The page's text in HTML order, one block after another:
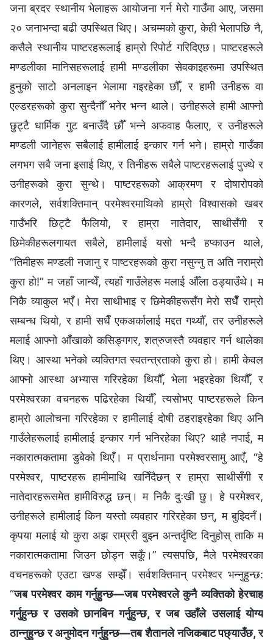
जना ब्रदर स्थानीय भेलाहरू आयोजना गर्न मेरो गाउँमा आए, जसमा
२० जनाभन्दा बढी उपस्थित थिए। अचम्मको कुरा, केही भेलापछि नै,
कसैले स्थानीय पाष्टरहरूलाई हाम्रो रिपोर्ट गरिदिएछ। पाष्टरहरूले
मण्डलीका मानिसहरूलाई हामी मण्डलीका सेवकाइहरूमा उपस्थित
हुनुको साटो अनलाइन भेलामा गइरहेका छौँ, र हामी उनीहरू वा
एल्डरहरूको कुरा सुन्दैनौँ भनेर भन्न थाले। उनीहरूले हामी आफ्नो
छुट्टै धार्मिक गुट बनाउँदै छौँ भन्ने अफवाह फैलाए, र उनीहरूले
मण्डली जानेहरू सबैलाई हामीलाई इन्कार गर्न भने। हाम्रो गाउँका
लगभग सबै जना इसाई थिए, र तिनीहरू सबैले पाष्टरहरूलाई पुज्थे र
उनीहरूको कुरा सुन्थे। पाष्टरहरूको आक्रमण र दोषारोपको
कारणले, सर्वशक्तिमान्‌ परमेश्‍वरमाथिको हाम्रो विश्वासको खबर
गाउँभरि छिट्टै फैलियो, र हाम्रा नातेदार, साथीसँगी र
छिमेकीहरूलगायत सबैले, हामीलाई यसो भन्दै हप्काउन थाले,
“तिमीहरू मण्डली नजानु र पाष्टरहरूको कुरा नसुन्नु त अति नराम्रो
कुरा हो!” म जहाँ जान्थेँ, त्यहाँ गाउँलेहरू मलाई औँला ठड्याउँथे। म
निकै व्याकुल भएँ। मेरा साथीभाइ र छिमेकीहरूसँग मेरो सधैँ राम्रो
सम्बन्ध थियो, र हामी सधैँ एकअर्कालाई मद्दत गर्थ्यौँ, तर उनीहरूले
मलाई आफ्नो आँखाको कसिङ्गगर, शत्रुजस्तै व्यवहार गर्न थालेका
थिए। आस्था भनेको व्यक्तिगत स्वतन्त्रताको कुरा हो। हामी केवल
आफ्नो आस्था अभ्यास गरिरहेका थियौँ, भेला भइरहेका थियौँ, र
परमेश्‍वरका वचनहरू पढिरहेका थियौँ, त्यसोभए पाष्टरहरूले किन
हाम्रो आलोचना गरिरहेका र हामीलाई दोषी ठहराइरहेका थिए अनि
गाउँलेहरूलाई हामीलाई इन्कार गर्न भनिरहेका थिए? थाहै नपाई, म
नकारात्मकतामा डुबेको थिएँ। म प्रार्थनामा परमेश्‍वरसामु आएँ, “हे
परमेश्‍वर, पाष्टरहरू हामीमाथि खनिँदैछन् र हाम्रा साथीसँगी र
नातेदारहरूसमेत हामीविरुद्ध छन्। म निकै दुःखी छु। हे परमेश्‍वर,
उनीहरूले हामीलाई किन यस्तो व्यवहार गरिरहेका छन्, म बुझ्दिनँ।
कृपया मलाई यो कुरा अझ राम्ररी बुझ्न अन्तर्दृष्टि दिनुहोस् ताकि म
नकारात्मकतामा जिउन छोड्न सकूँ।” त्यसपछि, मैले परमेश्‍वरका
वचनहरूको एउटा खण्ड सम्झेँ। सर्वशक्तिमान्‌ परमेश्‍वर भन्‍नुहुन्छ:
“जब परमेश्‍वर काम गर्नुहुन्छ—जब परमेश्वरले कुनै व्यक्तिको हेरचाह
गर्नुहुन्छ र उसको छानबिन गर्नुहुन्छ, र जब उहाँले उसलाई योग्य
ठान्नुहुन्छ र अनुमोदन गर्नुहुन्छ—तब शैतानले नजिकबाट पछ्याउँछ, र